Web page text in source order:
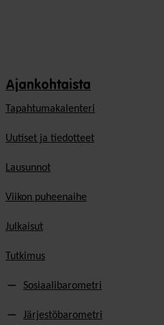
Ajankohtaista
Tapahtumakalenteri
Uutiset ja tiedotteet
Lausunnot
Viikon puheenaihe
Julkaisut
Tutkimus
Sosiaalibarometri
Järjestöbarometri